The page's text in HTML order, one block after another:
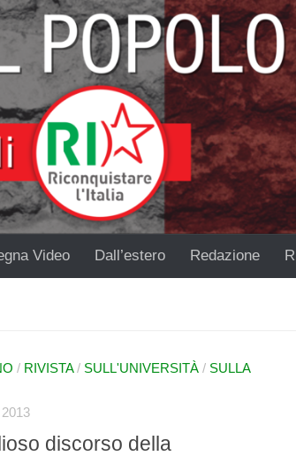
Video Dall’estero Redazione RI
/ RIVISTA/ SULL'UNIVERSITÀ / SULLA
discorso della